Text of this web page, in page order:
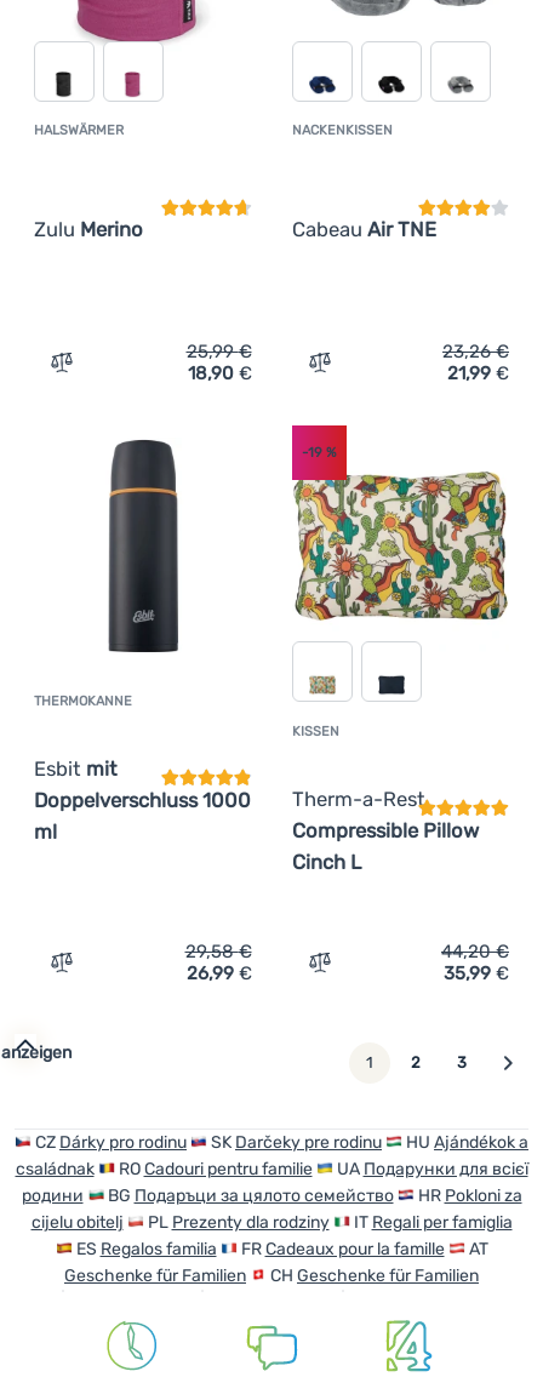
HALSWÄRMER
Zulu Merino
Kundenbewertung
Zum Vergleich 'Halswärmer Zulu Merino' hinzufügen
25,99€
18,90 €
NACKENKISSEN
Cabeau Air TNE
Zum Vergleich
23,26€
21,99 €
THERMOKANNE
Esbit mit
Doppelverschluss 1000
ml
Kundenbewertung
Zum Vergleich 'Thermokanne Esbit mit
29,58€
26,99 €
KISSEN
Therm-a-Rest
Compressible Pillow
Cinch L
-19%
Zum Vergleich 'Kissen
44,20€
35,99 €
1 2 3 weiter
CZ Dárky pro rodinu SK Darčeky pre rodinu HU Ajándékok a
családnak
ROCadouri pentru familie UA Подарунки для всієї
родини
BG Подаръци за цялото семейство HR Pokloni za
cijelu obitelj
PL Prezenty dla rodziny IT Regali per famiglia
ES Regalos familia FRCadeaux pour la famille
AT
Geschenke für Familien
CH Geschenke für Familien